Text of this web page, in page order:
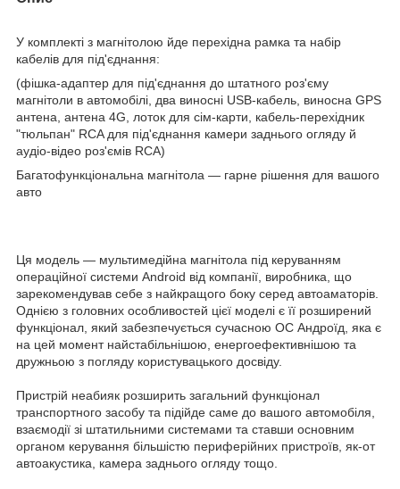
У комплекті з магнітолою йде перехідна рамка та набір
кабелів для під'єднання:
(фішка-адаптер для під'єднання до штатного роз'єму
магнітоли в автомобілі, два виносні USB-кабель, виносна GPS
антена, антена 4G, лоток для сім-карти, кабель-перехідник
"тюльпан" RCA для під'єднання камери заднього огляду й
аудіо-відео роз'ємів RCA)
Багатофункціональна магнітола — гарне рішення для вашого
авто
Ця модель — мультимедійна магнітола під керуванням
операційної системи Android від компанії, виробника, що
зарекомендував себе з найкращого боку серед автоаматорів.
Однією з головних особливостей цієї моделі є її розширений
функціонал, який забезпечується сучасною ОС Андроїд, яка є
на цей момент найстабільнішою, енергоефективнішою та
дружньою з погляду користувацького досвіду.
Пристрій неабияк розширить загальний функціонал
транспортного засобу та підійде саме до вашого автомобіля,
взаємодії зі штатильними системами та ставши основним
органом керування більшістю периферійних пристроїв, як-от
автоакустика, камера заднього огляду тощо.